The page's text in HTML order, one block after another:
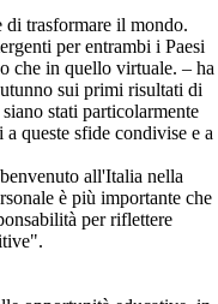
trasformare il mondo.
per entrambi i Paesi
che in quello virtuale. – ha
sui primi risultati di
stati particolarmente
queste sfide condivise e a
all'Italia nella
è più importante che
per riflettere